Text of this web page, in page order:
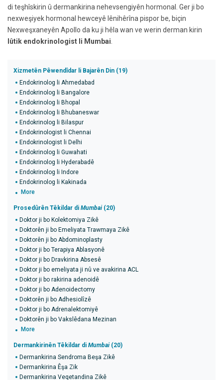
di teşhîskirin û dermankirina nehevsengiyên hormonal. Ger ji bo
nexweşiyek hormonal hewceyê lênihêrîna pispor be, biçin
Nexweşxaneyên Apollo da ku ji hêla wan ve werin derman kirin
lûtik endokrinologist li Mumbai
Xizmetên Pêwendîdar li Bajarên Din (19)
Endokrinolog li Ahmedabad
Endokrinolog li Bangalore
Endokrinolog li Bhopal
Endokrinolog li Bhubaneswar
Endokrinolog li Bilaspur
Endokrinologist li Chennai
Endokrinologist li Delhi
Endokrinolog li Guwahati
Endokrinolog li Hyderabadê
Endokrinolog li Indore
Endokrinolog li Kakinada
More
Prosedûrên Têkildar di Mumbai (20)
Doktor ji bo Kolektomiya Zikê
Doktorên ji bo Emeliyata Trawmaya Zikê
Doktorên ji bo Abdominoplasty
Doktor ji bo Terapiya Ablasyonê
Doktor ji bo Dravkirina Absesê
Doktor ji bo emeliyata ji nû ve avakirina ACL
Doktor ji bo rakirina adenoidê
Doktor ji bo Adenoidectomy
Doktorên ji bo Adhesiolîzê
Doktor ji bo Adrenalektomiyê
Doktorên ji bo Vakslêdana Mezinan
More
Dermankirinên Têkildar di Mumbai (20)
Dermankirina Sendroma Beşa Zikê
Dermankirina Êşa Zik
Dermankirina Veqetandina Zikê